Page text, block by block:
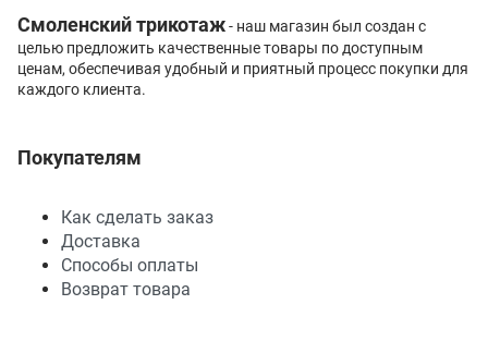
Смоленский трикотаж- наш магазин был создан с
целью предложить качественные товары по доступным
ценам, обеспечивая удобный и приятный процесс покупки для
каждого клиента.
Покупателям
Как сделать заказ
Доставка
Способы оплаты
Возврат товара